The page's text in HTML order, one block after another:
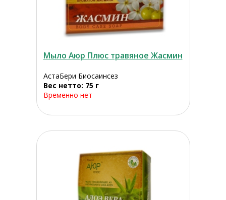
Мыло Аюр Плюс травяное Жасмин
АстаБери Биосаинсез
Вес нетто: 75 г
Временно нет